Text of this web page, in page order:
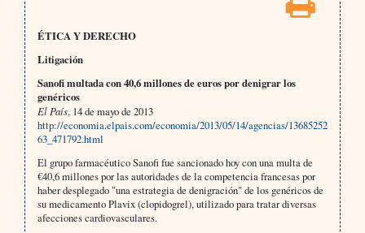
ÉTICA Y DERECHO
Litigación
Sanofi multada con 40,6 millones de euros por denigrar los
genéricos
El País, 14 de mayo de 2013
http://economia.elpais.com/economia/2013/05/14/agencias/13685252
63_471792.html
El grupo farmacéutico Sanofi fue sancionado hoy con una multa de
€40,6 millones por las autoridades de la competencia francesas por
haber desplegado "una estrategia de denigración" de los genéricos de
su medicamento Plavix (clopidogrel), utilizado para tratar diversas
afecciones cardiovasculares.